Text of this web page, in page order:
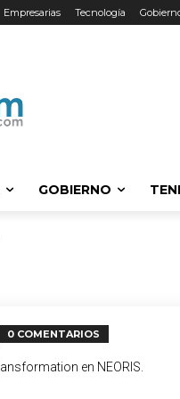
Empresarias Tecnología
GOBIERNO
0 COMENTARIOS
en NEORIS.